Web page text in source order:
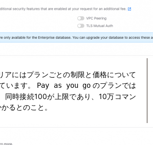
アにはプランごとの制限と価格について
います。 Pay as you go のプランでは
同時接続100が上限であり、10万コマン
るとのこと。